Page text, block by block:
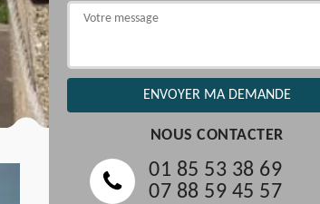
NOUS CONTACTER
01 85 53 38 69
07 88 59 45 57